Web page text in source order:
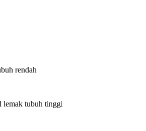
rendah
lemak tubuh tinggi